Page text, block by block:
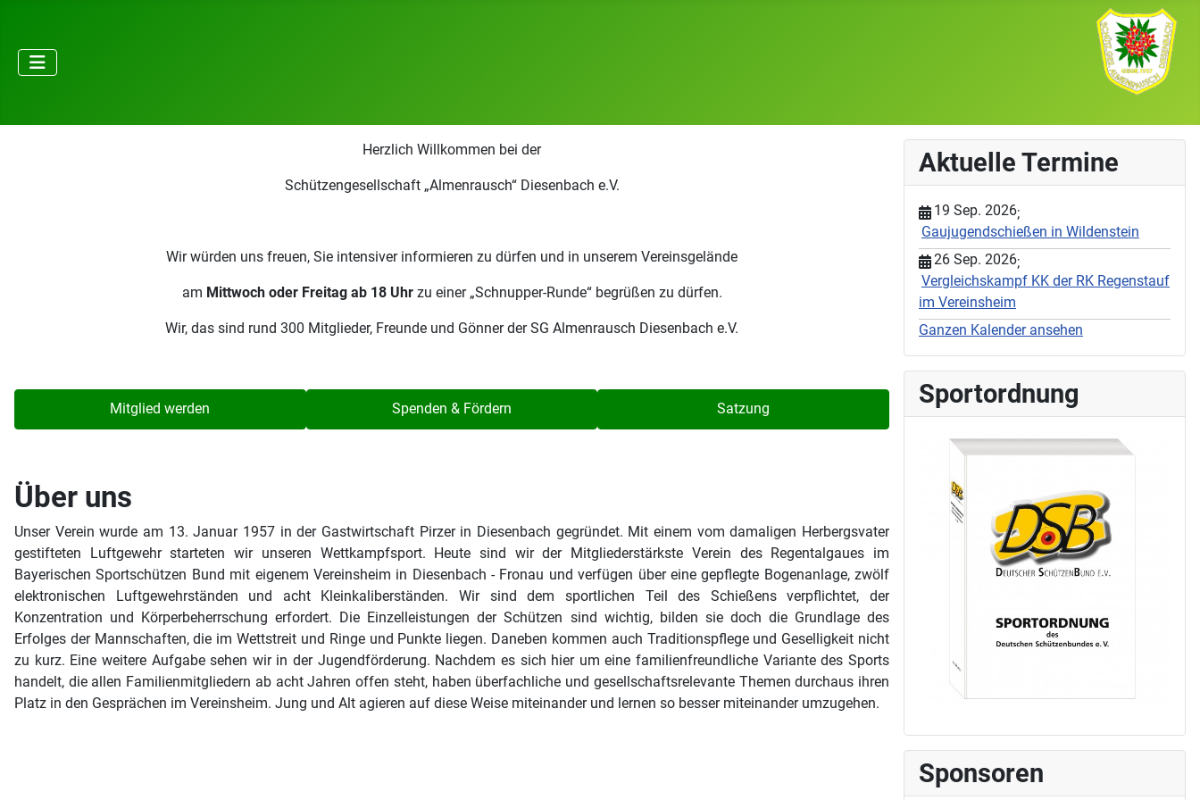
Herzlich Willkommen bei der
Schützengesellschaft „Almenrausch“ Diesenbach e.V.
Wir würden uns freuen, Sie intensiver informieren zu dürfen und in unserem Vereinsgelände
am Mittwoch oder Freitag ab 18 Uhrzu einer „Schnupper-Runde“ begrüßen zu dürfen.
Wir, das sind rund 300 Mitglieder, Freunde und Gönner der SG Almenrausch Diesenbach e.V.
Mitglied werden Spenden & Fördern Satzung
Über uns
Unser Verein wurde am 13. Januar 1957 in der Gastwirtschaft Pirzer in Diesenbach gegründet. Mit einem vom damaligen Herbergsvater
gestifteten Luftgewehr starteten wir unseren Wettkampfsport. Heute sind wir der Mitgliederstärkste Verein des Regentalgaues im
Bayerischen Sportschützen Bund mit eigenem Vereinsheim in Diesenbach - Fronau und verfügen über eine gepflegte Bogenanlage, zwölf
elektronischen Luftgewehrständen und acht Kleinkaliberständen. Wir sind dem sportlichen Teil des Schießens verpflichtet, der
Konzentration und Körperbeherrschung erfordert. Die Einzelleistungen der Schützen sind wichtig, bilden sie doch die Grundlage des
Erfolges der Mannschaften, die im Wettstreit und Ringe und Punkte liegen. Daneben kommen auch Traditionspflege und Geselligkeit nicht
zu kurz. Eine weitere Aufgabe sehen wir in der Jugendförderung. Nachdem es sich hier um eine familienfreundliche Variante des Sports
handelt, die allen Familienmitgliedern ab acht Jahren offen steht, haben überfachliche und gesellschaftsrelevante Themen durchaus ihren
Platz in den Gesprächen im Vereinsheim. Jung und Alt agieren auf diese Weise miteinander und lernen so besser miteinander umzugehen.
Aktuelle Termine
19 Sep. 2026;
Gaujugendschießen in Wildenstein
26 Sep. 2026;
Vergleichskampf KK der RK Regenstauf
im Vereinsheim
Ganzen Kalender ansehen
Sportordnung
Sponsoren